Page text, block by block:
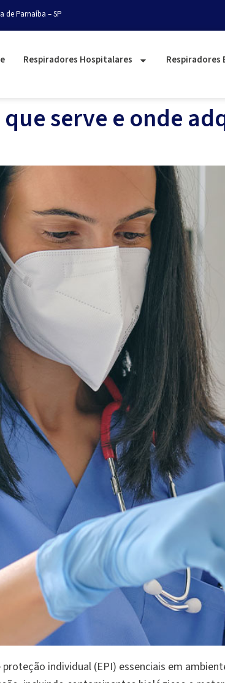
de Parnaíba – SP
Respiradores Hospitalares Respiradores
serve e onde
individual (EPI) essenciais em